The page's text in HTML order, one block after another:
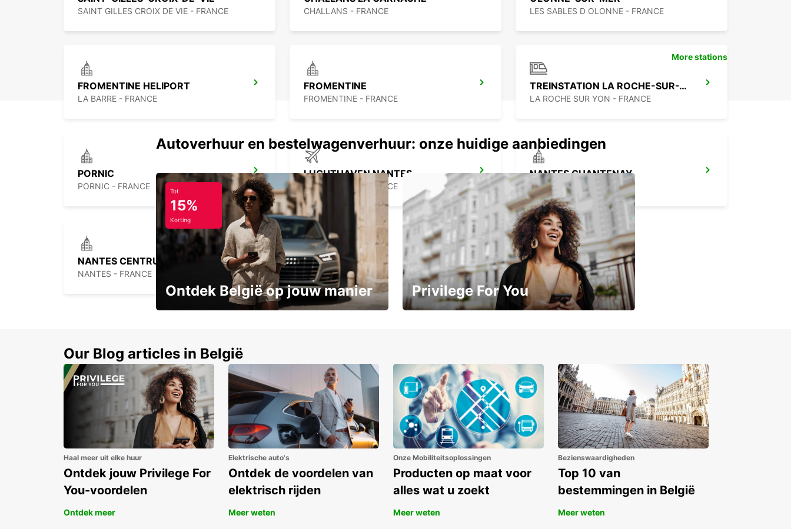
SAINT GILLES CROIX DE VIE - FRANCE CHALLANS - FRANCE LES SABLES D OLONNE - FRANCE
FROMENTINE HELIPORT
LA BARRE - FRANCE
FROMENTINE
FROMENTINE - FRANCE
TREINSTATION LA ROCHE-SUR-YON
LA ROCHE SUR YON - FRANCE
PORNIC
PORNIC - FRANCE
LUCHTHAVEN NANTES
BOUGUENAIS - FRANCE
NANTES CHANTENAY
NANTES - FRANCE
NANTES CENTRUM
NANTES - FRANCE
More stations
Autoverhuur en bestelwagenverhuur: onze huidige aanbiedingen
Tot
15%
Korting
Ontdek België op jouw manier Privilege For You
Our Blog articles in België
Haal meer uit elke huur
Ontdek jouw Privilege For
You-voordelen
Ontdek meer
Elektrische auto's
Ontdek de voordelen van
elektrisch rijden
Meer weten
Onze Mobiliteitsoplossingen
Producten op maat voor
alles wat u zoekt
Meer weten
Bezienswaardigheden
Top 10 van
bestemmingen in België
Meer weten